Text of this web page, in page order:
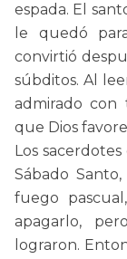
espada. El
le quedó
convirtió
súbditos. Al
admirado con
que Dios
Los
Sábado
fuego
apagarlo,
lograron.